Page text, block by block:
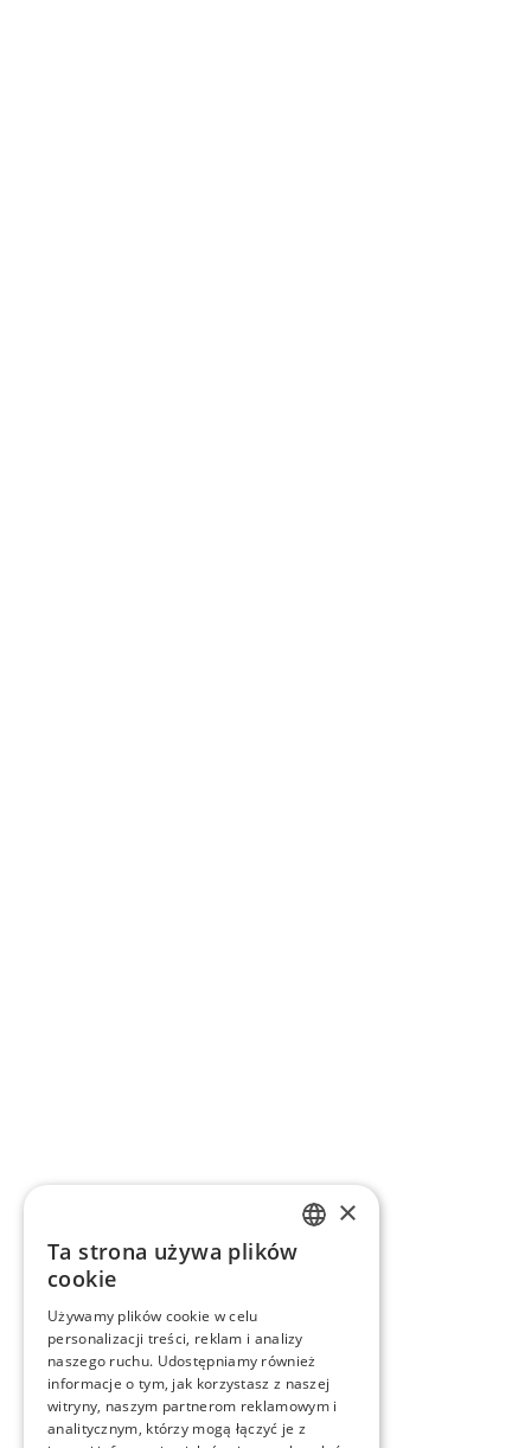
SLOVAK
CZECH
ENGLISH
POLISH
×
Ta strona używa plików
cookie
Używamy plików cookie w celu
personalizacji treści, reklam i analizy
naszego ruchu. Udostępniamy również
informacje o tym, jak korzystasz z naszej
witryny, naszym partnerom reklamowym i
analitycznym, którzy mogą łączyć je z